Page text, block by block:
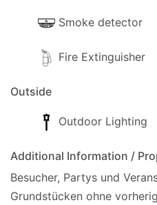
Smoke detector
Fire Extinguisher
Outside
Outdoor Lighting
Additional Information /
Besucher, Partys und
Grundstücken ohne